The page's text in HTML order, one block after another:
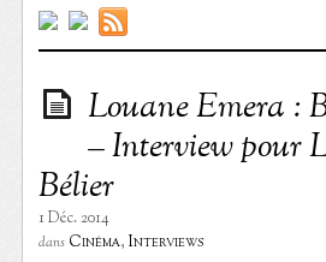
Louane Emera :
– Interview pour
Bélier
1 Déc. 2014
dans Cinéma,Interviews